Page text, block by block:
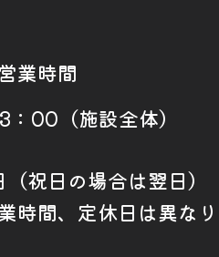
業時間
00（施設全体）
祝日の場合は翌日）
間、定休日は異なり